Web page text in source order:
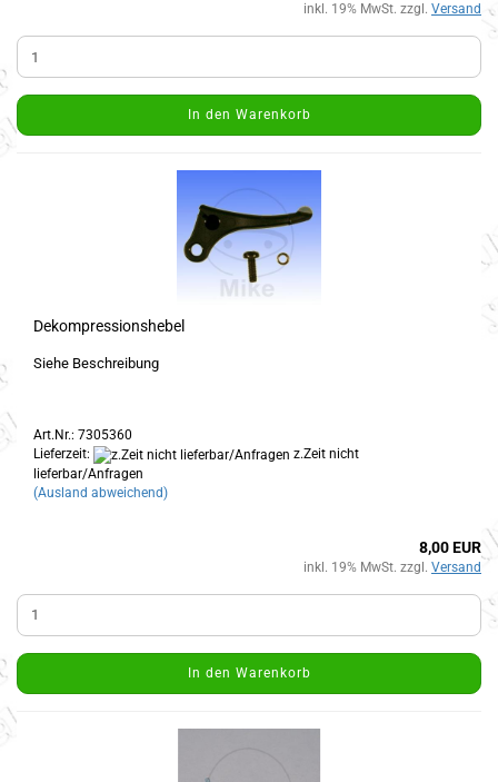
inkl. 19% MwSt. zzgl. Versand
In den Warenkorb
Dekompressionshebel
Siehe Beschreibung
Art.Nr.: 7305360
Lieferzeit:
z.Zeit nicht
lieferbar/Anfragen
(Ausland abweichend)
8,00 EUR
inkl. 19% MwSt. zzgl. Versand
In den Warenkorb